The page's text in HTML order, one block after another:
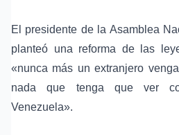
El presidente de la Asamblea
planteó una reforma de las
«nunca más un extranjero
nada que tenga que ver
Venezuela».